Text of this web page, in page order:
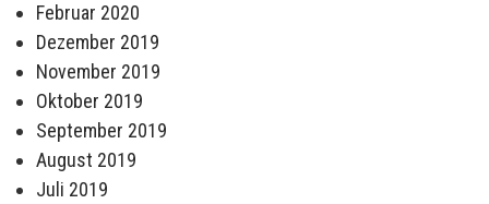
Februar 2020
Dezember 2019
November 2019
Oktober 2019
September 2019
August 2019
Juli 2019